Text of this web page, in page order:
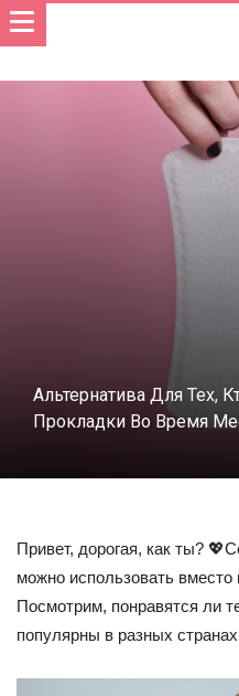
Альтернатива Для Тех,
Прокладки Во Время
Привет, дорогая, как ты?
можно использовать
Посмотрим, понравятся ли
популярны в разных